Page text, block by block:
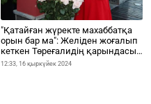
"Қатайған жүректе махаббатқа
орын бар ма": Желіден жоғалып
кеткен Төреғалидің қарындасы
жазба жариялады
12:33, 16 қыркүйек 2024